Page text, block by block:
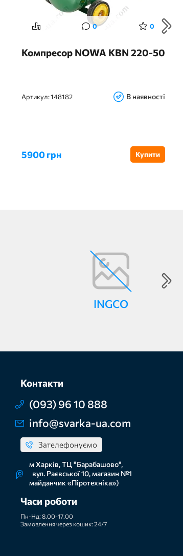
0 0
Компресор NOWA KBN 220-50
Артикул:148182 В наявності
5900 грн Купити
INGCO
Контакти
(093) 96 10 888
info@svarka-ua.com
Зателефонуємо
м Харків, ТЦ "Барабашово",
вул. Раєвської 10, магазин №1
майданчик «Піротехніка»)
Часи роботи
Пн-Нд: 8.00-17.00
Замовлення через кошик: 24/7